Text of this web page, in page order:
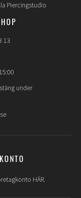
Piercingstudio
13
under
HÄR.